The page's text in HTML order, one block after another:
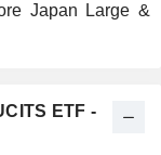
Japan Large &
ETF -